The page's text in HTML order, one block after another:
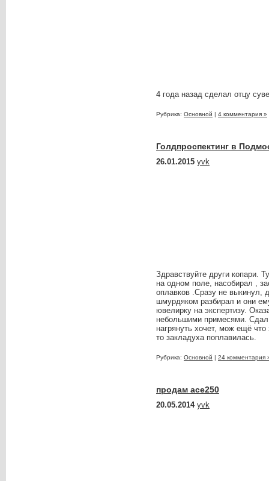
4 года назад сделал отцу
Рубрика: Основной | 4 комментария »
Голдпроспектинг в
26.01.2015 yvk
Здравствуйте други копари.
на одном поле, насобирал ,
оплавков .Сразу не выкинул,
шмурдяком разбирал и они
ювелирку на экспертизу.
небольшими примесями. Сдал
нагрянуть хочет, мож ещё
то закладуха поплавилась.
Рубрика: Основной | 24 комментария
продам асе250
20.05.2014 yvk